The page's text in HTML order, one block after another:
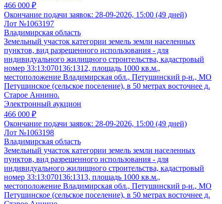
466 000 ₽
Окончание подачи заявок: 28-09-2026, 15:00 (49 дней)
Лот №1063197
Владимирская область
Земельный участок категории земель земли населенных
пунктов, вид разрешенного использования - для
индивидуального жилищного строительства, кадастровый
номер 33:13:070136:1312, площадь 1000 кв.м.,
местоположение Владимирская обл., Петушинский р-н., МО
Петушинское (сельское поселение), в 50 метрах восточнее д.
Старое Аннино.
Электронный аукцион
466 000 ₽
Окончание подачи заявок: 28-09-2026, 15:00 (49 дней)
Лот №1063198
Владимирская область
Земельный участок категории земель земли населенных
пунктов, вид разрешенного использования - для
индивидуального жилищного строительства, кадастровый
номер 33:13:070136:1313, площадь 1000 кв.м.,
местоположение Владимирская обл., Петушинский р-н., МО
Петушинское (сельское поселение), в 50 метрах восточнее д.